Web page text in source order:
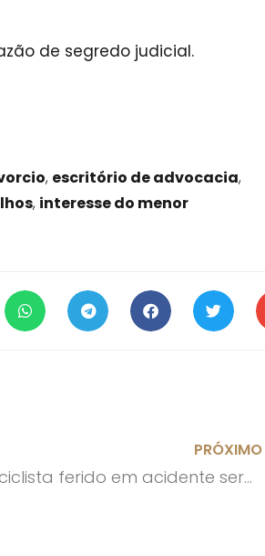
de segredo judicial.
, escritório de advocacia,
, interesse do menor
PRÓXIMO
Motociclista ferido em acidente será indenizado em R$ 50 mil